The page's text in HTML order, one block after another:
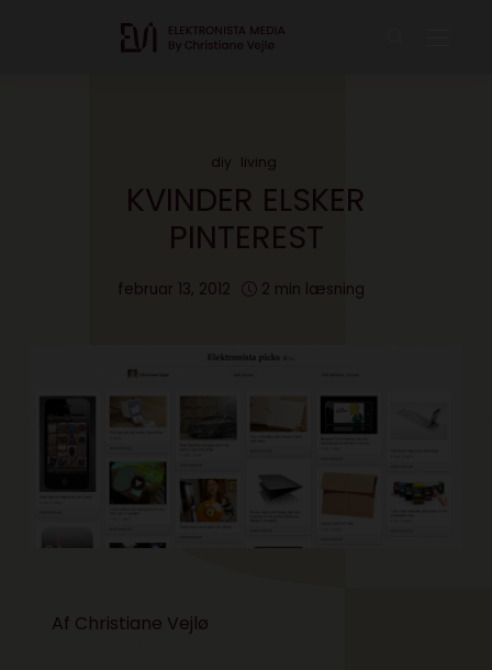
diy living
KVINDER ELSKER
PINTEREST
februar 13, 2012 2 min læsning
Af Christiane Vejlø